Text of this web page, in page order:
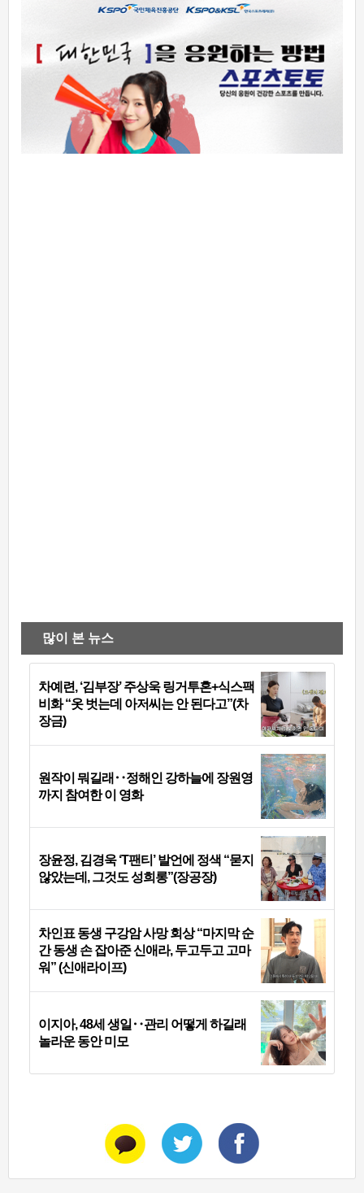
많이 본 뉴스
차예련, ‘김부장’ 주상욱 링거투혼+식스팩
비화 “옷 벗는데 아저씨는 안 된다고”(차
장금)
원작이 뭐길래‥정해인 강하늘에 장원영
까지 참여한 이 영화
장윤정, 김경욱 ‘T팬티’ 발언에 정색 “묻지
않았는데, 그것도 성희롱”(장공장)
차인표 동생 구강암 사망 회상 “마지막 순
간 동생 손 잡아준 신애라, 두고두고 고마
워” (신애라이프)
이지아, 48세 생일‥관리 어떻게 하길래
놀라운 동안 미모